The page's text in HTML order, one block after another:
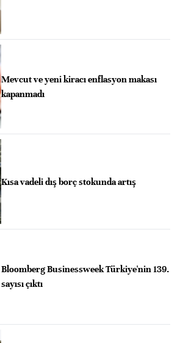
Mevcut ve yeni kiracı enflasyon makası
kapanmadı
Kısa vadeli dış borç stokunda artış
Bloomberg Businessweek Türkiye'nin 139.
sayısı çıktı